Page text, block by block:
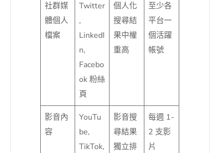
社群媒
體個人
檔案
Twitter
,
LinkedI
n,
Facebo
ok 粉絲
頁
個人化
搜尋結
果中權
重高
至少各
平台一
個活躍
帳號
影音內
容
YouTu
be,
TikTok,
影音搜
尋結果
獨立排
每週 1-
2 支影
片